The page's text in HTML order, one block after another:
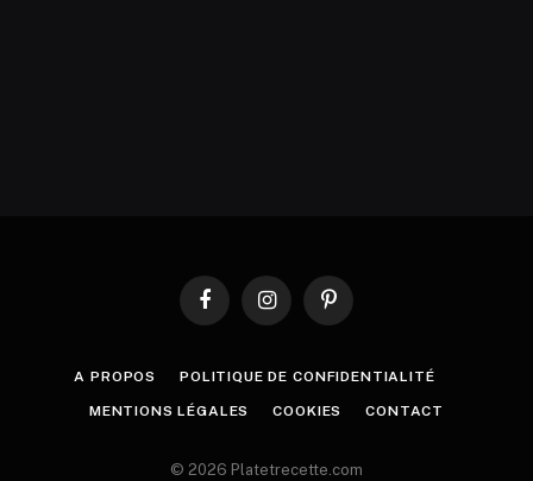
FacebookInstagramPinterest
A PROPOS POLITIQUE DE CONFIDENTIALITÉ
MENTIONS LÉGALES COOKIES CONTACT
© 2026 Platetrecette.com